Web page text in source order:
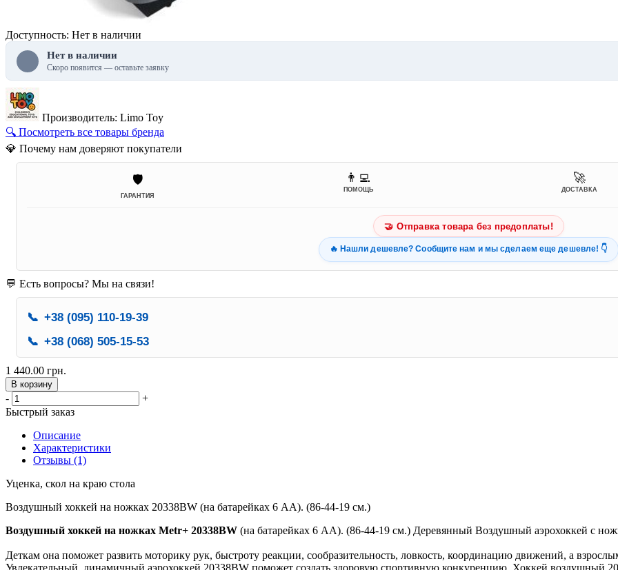
Доступность: Нет в наличии
Нет в наличии
Скоро появится — оставьте заявку
Производитель: Limo Toy
🔍 Посмотреть все товары бренда
💎 Почему нам доверяют покупатели
🛡️
ГАРАНТИЯ
👨‍💻
ПОМОЩЬ
🚀
ДОСТАВКА
🤝 Отправка товара без предоплаты!
🔥 Нашли дешевле? Сообщите нам и мы сделаем еще дешевле! 👇
💬 Есть вопросы? Мы на связи!
📞 +38 (095) 110-19-39
📞 +38 (068) 505-15-53
1 440.00 грн.
В корзину
-
+
Быстрый заказ
Описание
Характеристики
Отзывы (1)
Уценка, скол на краю стола
Воздушный хоккей на ножках 20338BW (на батарейках 6 АА). (86-44-19 см.)
Воздушный хоккей на ножках Metr+ 20338BW (на батарейках 6 АА). (86-44-19 см.) Деревянный Воздушный аэрохоккей с
Деткам она поможет развить моторику рук, быстроту реакции, сообразительность, ловкость, координацию движений, а